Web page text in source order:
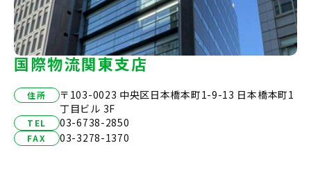
国際物流関東支店
住所
〒103-0023 中央区日本橋本町1-9-13 日本橋本町1
丁目ビル 3F
TEL 03-6738-2850
FAX 03-3278-1370